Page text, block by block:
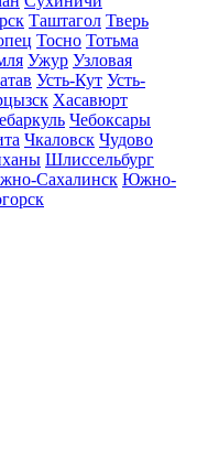
Таштагол Тверь
Тосно Тотьма
Ужур Узловая
Усть-Кут Усть-
Хасавюрт
Чебоксары
Чкаловск Чудово
Шлиссельбург
Сахалинск Южно-